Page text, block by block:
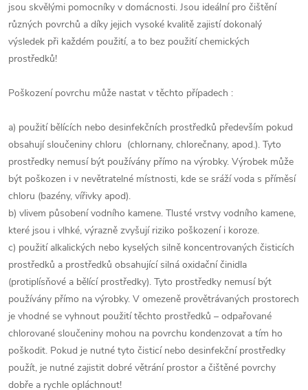
jsou skvělými pomocníky v domácnosti. Jsou ideální pro čištění
různých povrchů a díky jejich vysoké kvalitě zajistí dokonalý
výsledek při každém použití, a to bez použití chemických
prostředků!
Poškození povrchu může nastat v těchto případech :
a) použití bělících nebo desinfekčních prostředků především pokud
obsahují sloučeniny chloru (chlornany, chlorečnany, apod.). Tyto
prostředky nemusí být používány přímo na výrobky. Výrobek může
být poškozen i v nevětratelné místnosti, kde se sráží voda s příměsí
chloru (bazény, vířivky apod).
b) vlivem působení vodního kamene. Tlusté vrstvy vodního kamene,
které jsou i vlhké, výrazně zvyšují riziko poškození i koroze.
c) použití alkalických nebo kyselých silně koncentrovaných čisticích
prostředků a prostředků obsahující silná oxidační činidla
(protiplísňové a bělící prostředky). Tyto prostředky nemusí být
používány přímo na výrobky. V omezeně provětrávaných prostorech
je vhodné se vyhnout použití těchto prostředků – odpařované
chlorované sloučeniny mohou na povrchu kondenzovat a tím ho
poškodit. Pokud je nutné tyto čisticí nebo desinfekční prostředky
použít, je nutné zajistit dobré větrání prostor a čištěné povrchy
dobře a rychle opláchnout!